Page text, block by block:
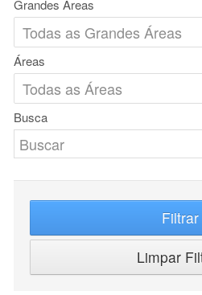
Grandes Áreas
Áreas
Busca
Filtrar
Limpar